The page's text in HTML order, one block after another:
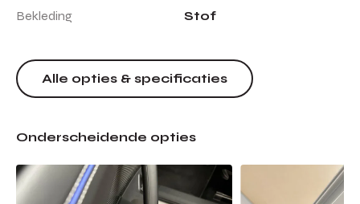
Bekleding Stof
Alle opties & specificaties
Onderscheidende opties